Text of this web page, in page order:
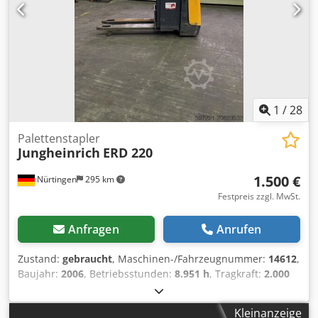
1 /28
Nürtingen 295 km
Palettenstapler
Jungheinrich ERD 220
1.500 €
Festpreis zzgl. MwSt.
Anfragen Anrufen
Zustand: gebraucht, Maschinen-/Fahrzeugnummer: 14612,
Baujahr: 2006, Betriebsstunden: 8.951 h, Tragkraft: 2.000
, Lastschwerpunkt:
Kraftstofftyp:elektrisch, Masttyp:Mono, Bauhöhe:1.430
Kleinanzeige